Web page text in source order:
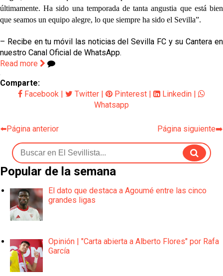
últimamente. Ha sido una temporada de tanta angustia que está bien
que seamos un equipo alegre, lo que siempre ha sido el Sevilla”.
– Recibe en tu móvil las noticias del Sevilla FC y su Cantera en
nuestro Canal Oficial de WhatsApp.
Read more
Comparte:
Facebook
Twitter Pinterest Linkedin
Whatsapp
⬅️Página anterior Página siguiente➡️
Popular de la semana
El dato que destaca a Agoumé entre las cinco
grandes ligas
Opinión | "Carta abierta a Alberto Flores" por Rafa
García